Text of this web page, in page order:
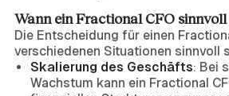
Wann ein Fractional CFO
Die Entscheidung für einen
verschiedenen Situationen sinnvoll
Skalierung des Geschäfts: Bei
Wachstum kann ein Fractional